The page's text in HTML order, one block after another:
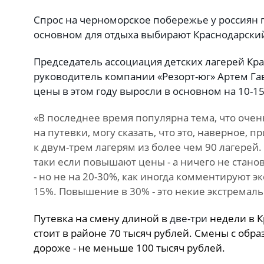
Спрос на черноморское побережье у
основном для отдыха выбирают
Председатель ассоциация детских лагерей
руководитель компании «Резорт-юг» Артем
цены в этом году выросли в основном на 10-
«В последнее время популярна тема, что
на путевки, могу сказать, что это,
к двум-трем лагерям из более чем 90
таки если повышают цены - а ничего не
- но не на 20-30%, как иногда комментируют
15%. Повышение в 30% - это некие
Путевка на смену длиной в две-три недели в
стоит в районе 70 тысяч рублей. Смены с
дороже - не меньше 100 тысяч рублей.